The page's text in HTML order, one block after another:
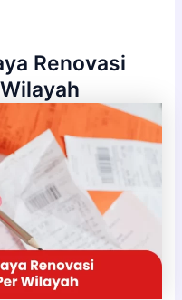
Renovasi